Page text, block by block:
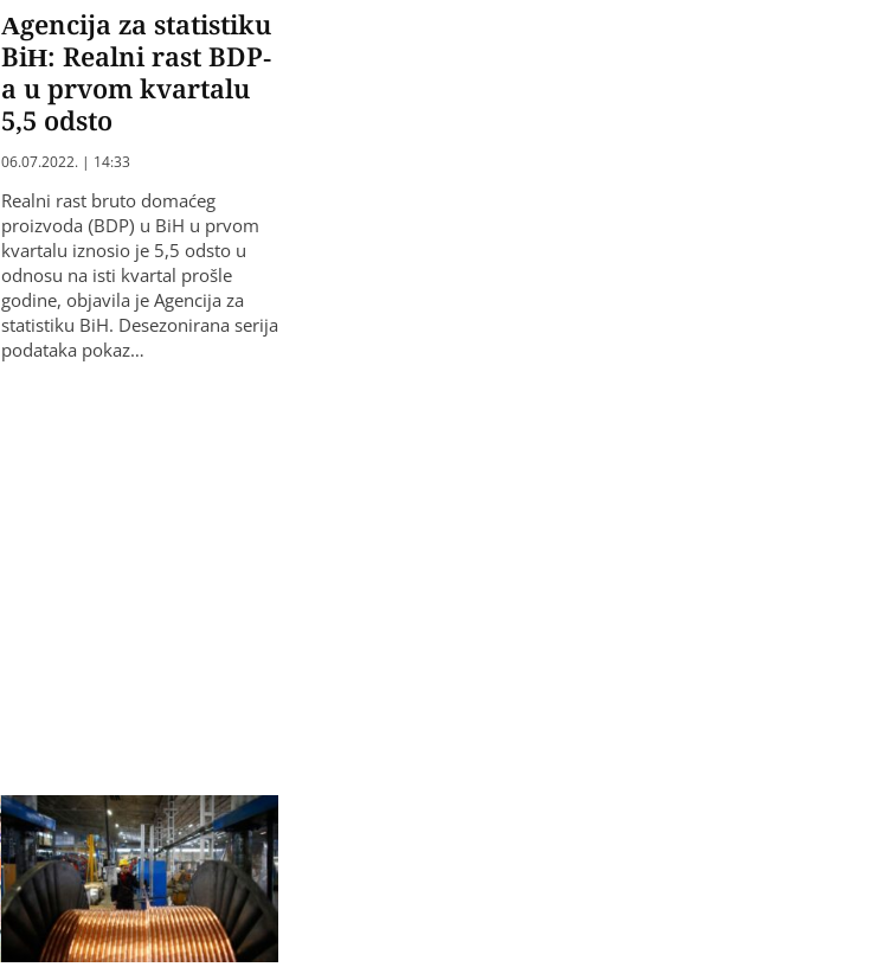
Agencija za statistiku
BiH: Realni rast BDP-
a u prvom kvartalu
5,5 odsto
06.07.2022. | 14:33
Realni rast bruto domaćeg
proizvoda (BDP) u BiH u prvom
kvartalu iznosio je 5,5 odsto u
odnosu na isti kvartal prošle
godine, objavila je Agencija za
statistiku BiH. Desezonirana serija
podataka pokaz…